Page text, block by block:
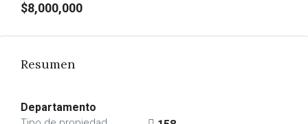
$8,000,000
Resumen
Departamento